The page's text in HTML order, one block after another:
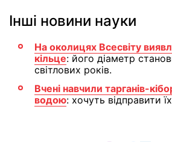
Інші новини науки
На околицях Всесвіту
кільце: його діаметр
світлових років.
Вчені навчили тарганів-
водою: хочуть відправити